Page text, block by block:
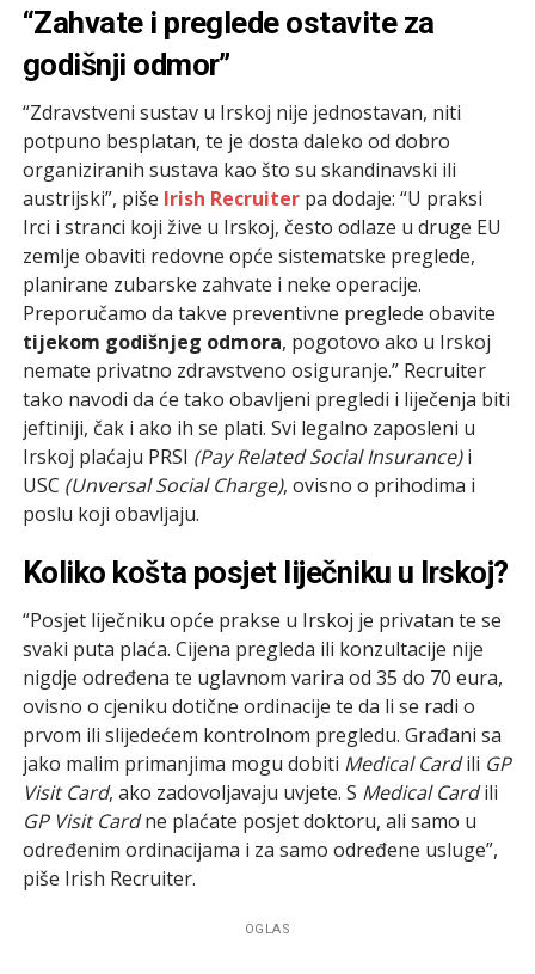
“Zahvate i preglede ostavite za
godišnji odmor”
“Zdravstveni sustav u Irskoj nije jednostavan, niti
potpuno besplatan, te je dosta daleko od dobro
organiziranih sustava kao što su skandinavski ili
austrijski”, piše Irish Recruiterpa dodaje: “U praksi
Irci i stranci koji žive u Irskoj, često odlaze u druge EU
zemlje obaviti redovne opće sistematske preglede,
planirane zubarske zahvate i neke operacije.
Preporučamo da takve preventivne preglede obavite
tijekom godišnjeg odmora, pogotovo ako u Irskoj
nemate privatno zdravstveno osiguranje.” Recruiter
tako navodi da će tako obavljeni pregledi i liječenja biti
jeftiniji, čak i ako ih se plati. Svi legalno zaposleni u
Irskoj plaćaju PRSI (Pay Related Social Insurance)i
USC (Unversal Social Charge), ovisno o prihodima i
poslu koji obavljaju.
Koliko košta posjet liječniku u Irskoj?
“Posjet liječniku opće prakse u Irskoj je privatan te se
svaki puta plaća. Cijena pregleda ili konzultacije nije
nigdje određena te uglavnom varira od 35 do 70 eura,
ovisno o cjeniku dotične ordinacije te da li se radi o
prvom ili slijedećem kontrolnom pregledu. Građani sa
jako malim primanjima mogu dobiti Medical Cardili GP
Visit Card, ako zadovoljavaju uvjete. S Medical Cardili
GP Visit Cardne plaćate posjet doktoru, ali samo u
određenim ordinacijama i za samo određene usluge”,
piše Irish Recruiter.
OGLAS